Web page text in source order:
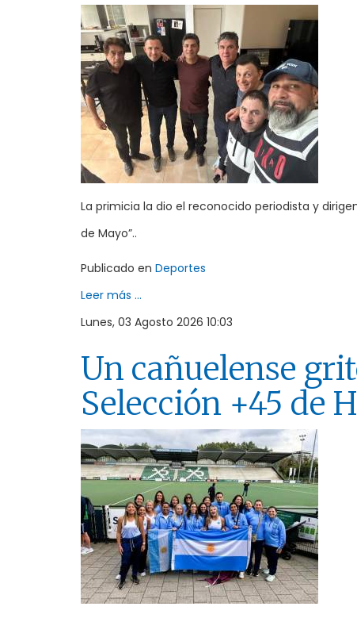
La primicia la dio el reconocido periodista y
de Mayo”..
Publicado en Deportes
Leer más ...
Lunes, 03 Agosto 2026 10:03
Un cañuelense
Selección +45 de